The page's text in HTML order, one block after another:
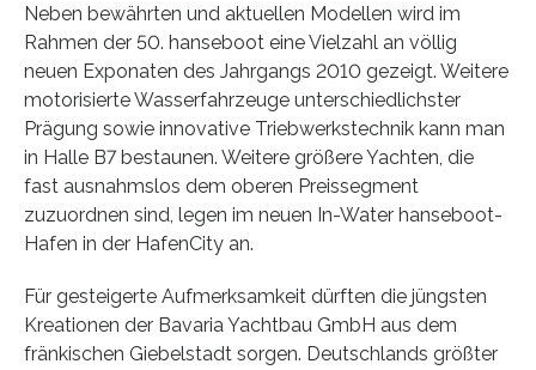
Neben bewährten und aktuellen Modellen wird im
Rahmen der 50. hanseboot eine Vielzahl an völlig
neuen Exponaten des Jahrgangs 2010 gezeigt. Weitere
motorisierte Wasserfahrzeuge unterschiedlichster
Prägung sowie innovative Triebwerkstechnik kann man
in Halle B7 bestaunen. Weitere größere Yachten, die
fast ausnahmslos dem oberen Preissegment
zuzuordnen sind, legen im neuen In-Water hanseboot-
Hafen in der HafenCity an.
Für gesteigerte Aufmerksamkeit dürften die jüngsten
Kreationen der Bavaria Yachtbau GmbH aus dem
fränkischen Giebelstadt sorgen. Deutschlands größter